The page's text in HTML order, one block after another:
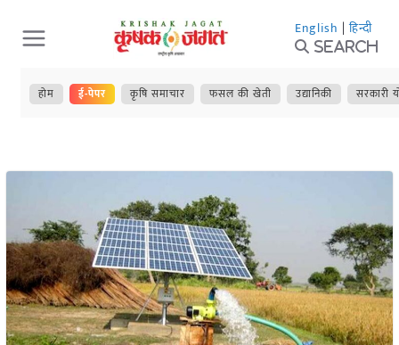
Skip
to
content
English | हिन्दी
Search
होम ई-पेपर कृषि समाचार फसल की खेती उद्यानिकी सरकारी